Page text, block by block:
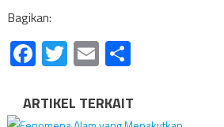
Bagikan:
Facebook
Twitter
EmailShare
ARTIKEL TERKAIT